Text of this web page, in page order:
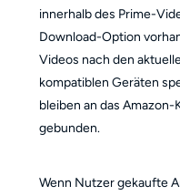
innerhalb des Prime-
Download-Option
Videos nach den
kompatiblen Geräten
bleiben an das
gebunden.
Wenn Nutzer gekaufte